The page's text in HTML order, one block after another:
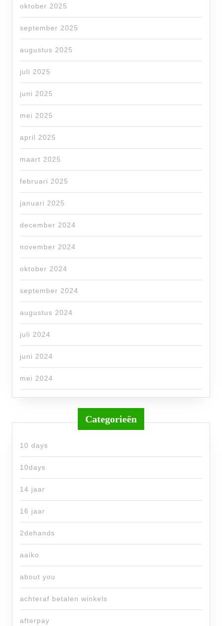
oktober 2025
september 2025
augustus 2025
juli 2025
juni 2025
mei 2025
april 2025
maart 2025
februari 2025
januari 2025
december 2024
november 2024
oktober 2024
september 2024
augustus 2024
juli 2024
juni 2024
mei 2024
Categorieën
10 days
10days
14 jaar
16 jaar
2dehands
aaiko
about you
achteraf betalen winkels
afterpay